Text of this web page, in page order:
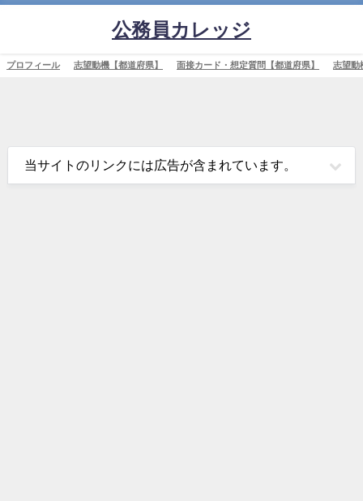
公務員カレッジ
プロフィール 志望動機【都道府県】 面接カード・想定質問【都道府県】 志望動
当サイトのリンクには広告が含まれています。